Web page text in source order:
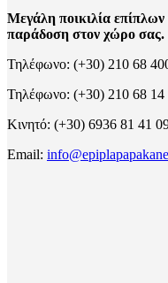
Μεγάλη ποικιλία
παράδοση στον χώρο σας.
Τηλέφωνο: (+30) 210 68
Τηλέφωνο: (+30) 210 68 14
Κινητό: (+30) 6936 81 41
Email: